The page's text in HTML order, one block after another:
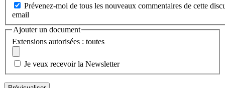
Prévenez-moi de tous les nouveaux commentaires de cette
email
Ajouter un document
Extensions autorisées : toutes
Je veux recevoir la Newsletter